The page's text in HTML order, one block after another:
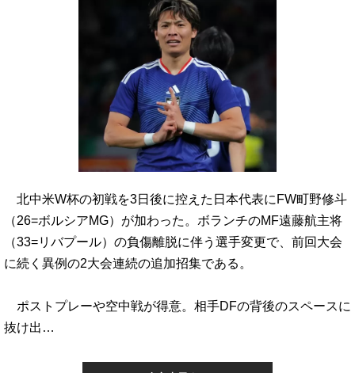
北中米W杯の初戦を3日後に控えた日本代表にFW町野修斗
（26=ボルシアMG）が加わった。ボランチのMF遠藤航主将
（33=リバプール）の負傷離脱に伴う選手変更で、前回大会
に続く異例の2大会連続の追加招集である。
ポストプレーや空中戦が得意。相手DFの背後のスペースに
抜け出…